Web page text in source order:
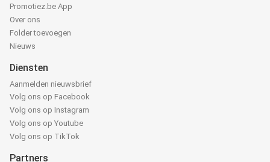
Promotiez.be App
Over ons
Folder toevoegen
Nieuws
Diensten
Aanmelden nieuwsbrief
Volg ons op Facebook
Volg ons op Instagram
Volg ons op Youtube
Volg ons op TikTok
Partners